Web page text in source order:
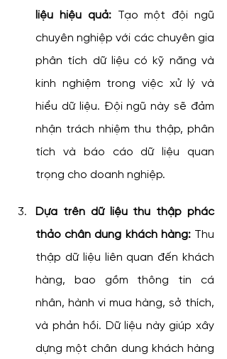
liệu hiệu quả: Tạo một đội ngũ
chuyên nghiệp với các chuyên gia
phân tích dữ liệu có kỹ năng và
kinh nghiệm trong việc xử lý và
hiểu dữ liệu. Đội ngũ này sẽ đảm
nhận trách nhiệm thu thập, phân
tích và báo cáo dữ liệu quan
trọng cho doanh nghiệp.
Dựa trên dữ liệu thu thập phác
thảo chân dung khách hàng: Thu
thập dữ liệu liên quan đến khách
hàng, bao gồm thông tin cá
nhân, hành vi mua hàng, sở thích,
và phản hồi. Dữ liệu này giúp xây
dựng một chân dung khách hàng